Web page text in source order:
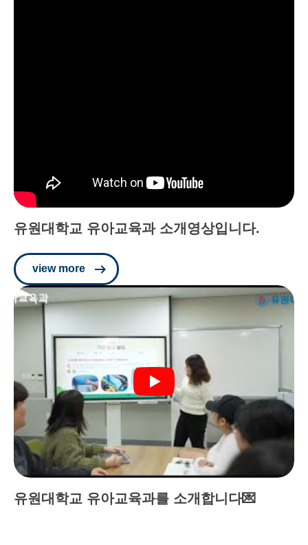
유원대학교 유아교육과 소개영상입니다.
view more
유원대학교 유아교육과를 소개합니다💌